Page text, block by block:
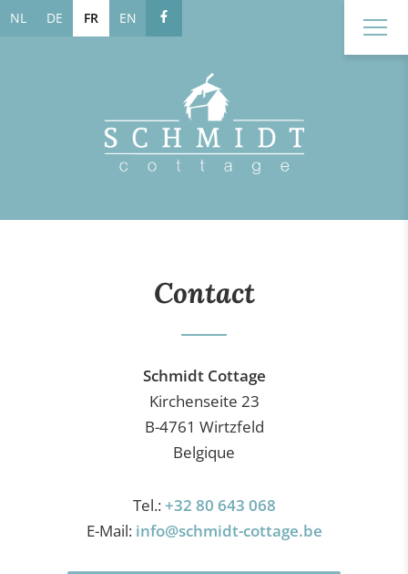
NL DE FR EN
Contact
Schmidt Cottage
Kirchenseite 23
B-4761 Wirtzfeld
Belgique
Tel.:+32 80 643 068
E-Mail: info@schmidt-cottage.be